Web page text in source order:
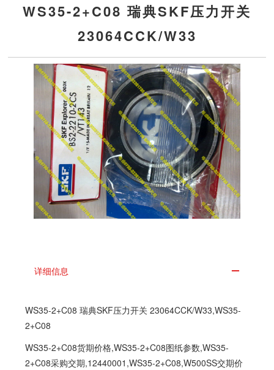
WS35-2+C08 瑞典SKF压力开关
23064CCK/W33
详细信息
WS35-2+C08 瑞典SKF压力开关 23064CCK/W33,WS35-
2+C08
WS35-2+C08货期价格,WS35-2+C08图纸参数,WS35-
2+C08采购交期,12440001,WS35-2+C08,W500SS交期价